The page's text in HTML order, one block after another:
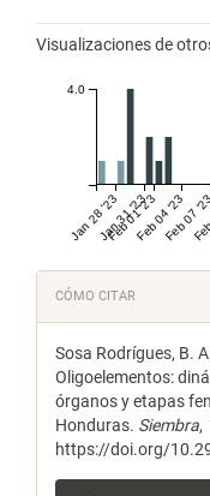
Visualizaciones de
Jan 28 '23Jan 31 '23
Feb 01 '23Feb 04 '23
Feb 07
4.0
Detalles
del
artículo
CÓMO CITAR
Sosa Rodrígues, B.
Oligoelementos:
órganos y etapas
Honduras. Siembra,
https://doi.org/